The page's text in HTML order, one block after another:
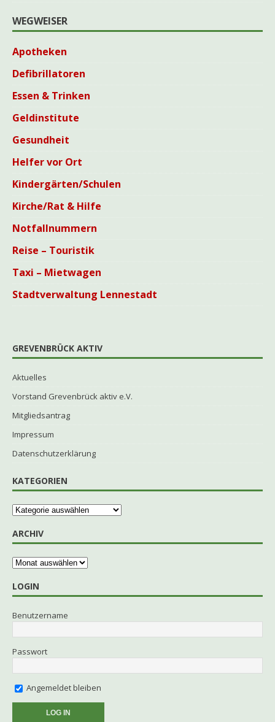
WEGWEISER
Apotheken
Defibrillatoren
Essen & Trinken
Geldinstitute
Gesundheit
Helfer vor Ort
Kindergärten/Schulen
Kirche/Rat & Hilfe
Notfallnummern
Reise – Touristik
Taxi – Mietwagen
Stadtverwaltung Lennestadt
GREVENBRÜCK AKTIV
Aktuelles
Vorstand Grevenbrück aktiv e.V.
Mitgliedsantrag
Impressum
Datenschutzerklärung
KATEGORIEN
ARCHIV
LOGIN
Benutzername
Passwort
Angemeldet bleiben